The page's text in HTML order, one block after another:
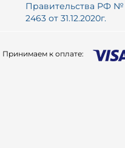
Правительства РФ №
2463 от 31.12.2020г.
Принимаем к оплате: